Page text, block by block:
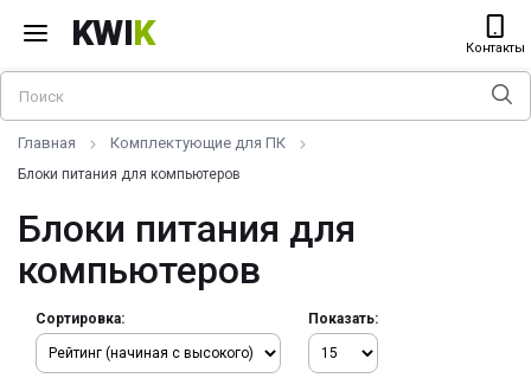
KWIK Контакты
Главная Комплектующие для ПК
Блоки питания для компьютеров
Блоки питания для
компьютеров
Сортировка: Показать: